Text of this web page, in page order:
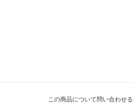
この商品について問い合わせる